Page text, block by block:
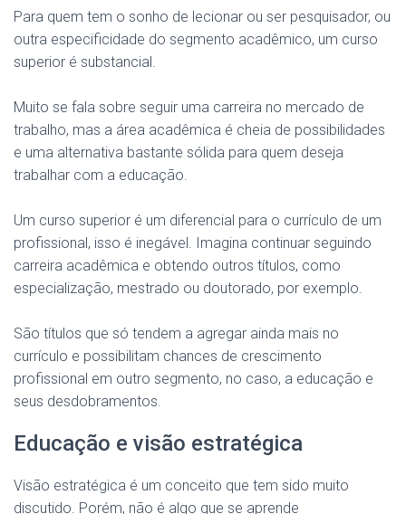
Para quem tem o sonho de lecionar ou ser pesquisador, ou
outra especificidade do segmento acadêmico, um curso
superior é substancial.
Muito se fala sobre seguir uma carreira no mercado de
trabalho, mas a área acadêmica é cheia de possibilidades
e uma alternativa bastante sólida para quem deseja
trabalhar com a educação.
Um curso superior é um diferencial para o currículo de um
profissional, isso é inegável. Imagina continuar seguindo
carreira acadêmica e obtendo outros títulos, como
especialização, mestrado ou doutorado, por exemplo.
São títulos que só tendem a agregar ainda mais no
currículo e possibilitam chances de crescimento
profissional em outro segmento, no caso, a educação e
seus desdobramentos.
Educação e visão estratégica
Visão estratégica é um conceito que tem sido muito
discutido. Porém, não é algo que se aprende